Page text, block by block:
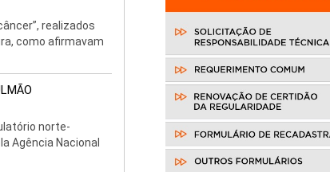
realizados
como afirmavam
norte-
Agência Nacional